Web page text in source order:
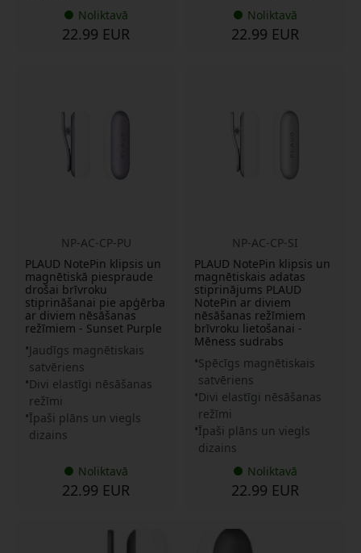
Noliktavā
22.99 EUR
Noliktavā
22.99 EUR
NP-AC-CP-PU
PLAUD NotePin klipsis un
magnētiskā piespraude
drošai brīvroku
stiprināšanai pie apģērba
ar diviem nēsāšanas
režīmiem - Sunset Purple
Jaudīgs magnētiskais
satvēriens
Divi elastīgi nēsāšanas
režīmi
Īpaši plāns un viegls
dizains
Noliktavā
22.99 EUR
NP-AC-CP-SI
PLAUD NotePin klipsis un
magnētiskais adatas
stiprinājums PLAUD
NotePin ar diviem
nēsāšanas režīmiem
brīvroku lietošanai -
Mēness sudrabs
Spēcīgs magnētiskais
satvēriens
Divi elastīgi nēsāšanas
režīmi
Īpaši plāns un viegls
dizains
Noliktavā
22.99 EUR